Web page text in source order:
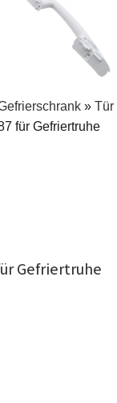
» Tür
für Gefriertruhe
Gefriertruhe